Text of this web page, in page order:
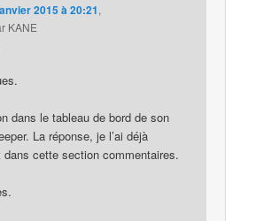
2015 à 20:21,
KANE
dans le tableau de bord de son
La réponse, je l’ai déjà
dans cette section commentaires.